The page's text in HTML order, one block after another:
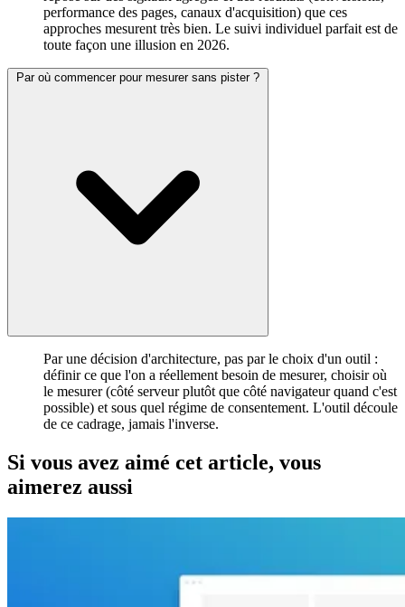
performance des pages, canaux d'acquisition) que ces
approches mesurent très bien. Le suivi individuel parfait est de
toute façon une illusion en 2026.
Par où commencer pour mesurer sans pister ?
Par une décision d'architecture, pas par le choix d'un outil :
définir ce que l'on a réellement besoin de mesurer, choisir où
le mesurer (côté serveur plutôt que côté navigateur quand c'est
possible) et sous quel régime de consentement. L'outil découle
de ce cadrage, jamais l'inverse.
Si vous avez aimé cet article, vous
aimerez aussi